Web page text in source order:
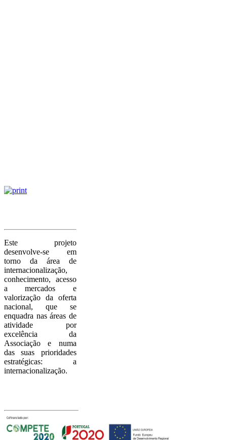
Este projeto
desenvolve-se em
torno da área de
internacionalização,
conhecimento, acesso
a mercados e
valorização da oferta
nacional, que se
enquadra nas áreas de
atividade por
excelência da
Associação e numa
das suas prioridades
estratégicas: a
internacionalização.